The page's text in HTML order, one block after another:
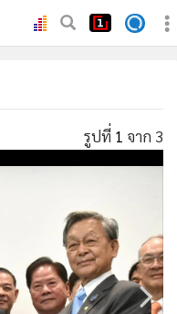
รูปที่ 1 จาก 3